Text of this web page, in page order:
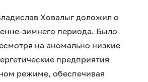
Ховалыг доложил о
зимнего периода. Было
на аномально низкие
предприятия
режиме, обеспечивая